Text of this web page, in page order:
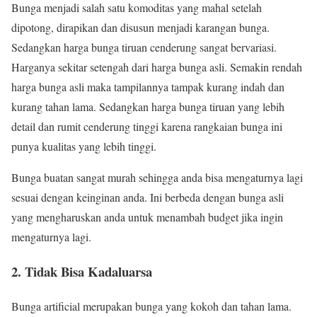
Bunga menjadi salah satu komoditas yang mahal setelah
dipotong, dirapikan dan disusun menjadi karangan bunga.
Sedangkan harga bunga tiruan cenderung sangat bervariasi.
Harganya sekitar setengah dari harga bunga asli. Semakin rendah
harga bunga asli maka tampilannya tampak kurang indah dan
kurang tahan lama. Sedangkan harga bunga tiruan yang lebih
detail dan rumit cenderung tinggi karena rangkaian bunga ini
punya kualitas yang lebih tinggi.
Bunga buatan sangat murah sehingga anda bisa mengaturnya lagi
sesuai dengan keinginan anda. Ini berbeda dengan bunga asli
yang mengharuskan anda untuk menambah budget jika ingin
mengaturnya lagi.
2. Tidak Bisa Kadaluarsa
Bunga artificial merupakan bunga yang kokoh dan tahan lama.